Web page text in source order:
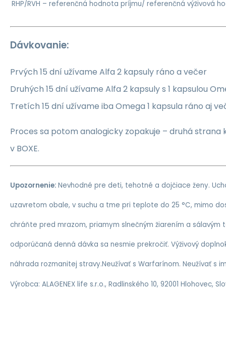
RHP/RVH – referenčná hodnota príjmu/ referenčná výživová
Dávkovanie:
Prvých 15 dní užívame Alfa 2 kapsuly ráno a večer
Druhých 15 dní užívame Alfa 2 kapsuly s 1 kapsulou
Tretích 15 dní užívame iba Omega 1 kapsula ráno aj
Proces sa potom analogicky zopakuje – druhá
v BOXE.
Upozornenie: Nevhodné pre deti, tehotné a dojčiace ženy.
uzavretom obale, v suchu a tme pri teplote do 25 °C, mimo
chráňte pred mrazom, priamym slnečným žiarením a sálavým
odporúčaná denná dávka sa nesmie prekročiť. Výživový
náhrada rozmanitej stravy.Neužívať s Warfarínom. Neužívať s
Výrobca: ALAGENEX life s.r.o., Radlinského 10, 92001 Hlohovec,